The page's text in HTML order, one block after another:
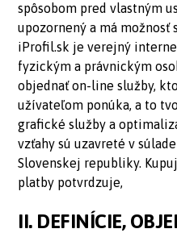
spôsobom pred vlastným
upozornený a má možnosť
iProfil.sk je verejný
fyzickým a právnickým
objednať on-line služby,
užívateľom ponúka, a to
grafické služby a
vzťahy sú uzavreté v
Slovenskej republiky.
platby potvrdzuje,
II. DEFINÍCIE,